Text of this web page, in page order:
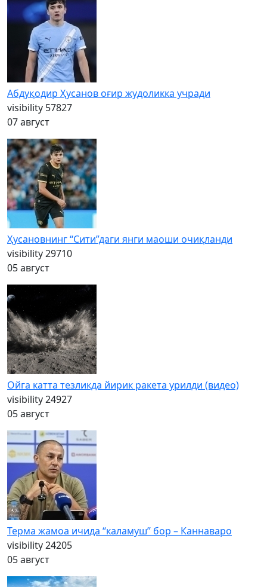
Абдуқодир Ҳусанов оғир жудоликка учради
visibility 57827
07 август
Ҳусановнинг “Сити”даги янги маоши очиқланди
visibility29710
05 август
Ойга катта тезликда йирик ракета урилди (видео)
visibility24927
05 август
Терма жамоа ичида “каламуш” бор – Каннаваро
visibility24205
05 август